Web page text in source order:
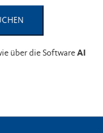
über die SoftwareAI